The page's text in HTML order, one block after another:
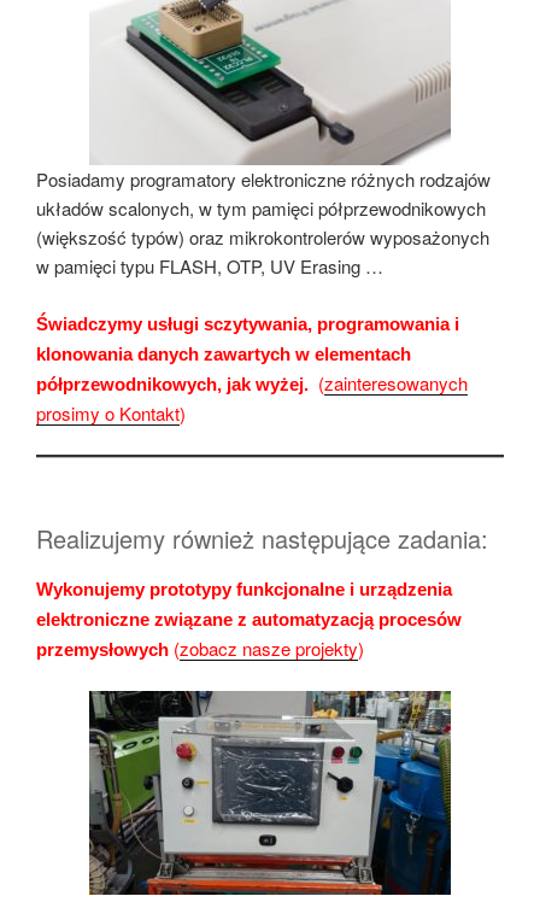
Posiadamy programatory elektroniczne różnych rodzajów
układów scalonych, w tym pamięci półprzewodnikowych
(większość typów) oraz mikrokontrolerów wyposażonych
w pamięci typu FLASH, OTP, UV Erasing …
Świadczymy usługi sczytywania, programowania i
klonowania danych zawartych w elementach
półprzewodnikowych, jak wyżej. (zainteresowanych
prosimy o Kontakt)
Realizujemy również następujące zadania:
Wykonujemy prototypy funkcjonalne i urządzenia
elektroniczne związane z automatyzacją procesów
przemysłowych (zobacz nasze projekty)